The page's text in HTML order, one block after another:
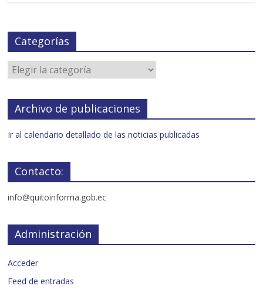
Categorías
Archivo de publicaciones
Ir al calendario detallado de las noticias publicadas
Contacto:
info@quitoinforma.gob.ec
Administración
Acceder
Feed de entradas